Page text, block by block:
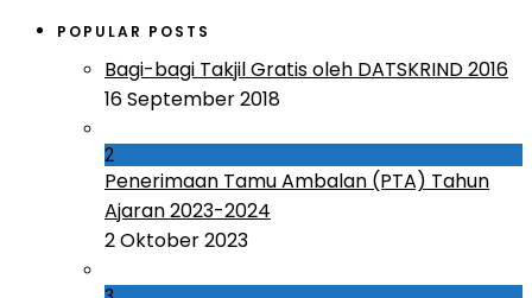
POPULAR POSTS
Bagi-bagi Takjil Gratis oleh DATSKRIND 2016
16 September 2018
2
Penerimaan Tamu Ambalan (PTA) Tahun
Ajaran 2023-2024
2 Oktober 2023